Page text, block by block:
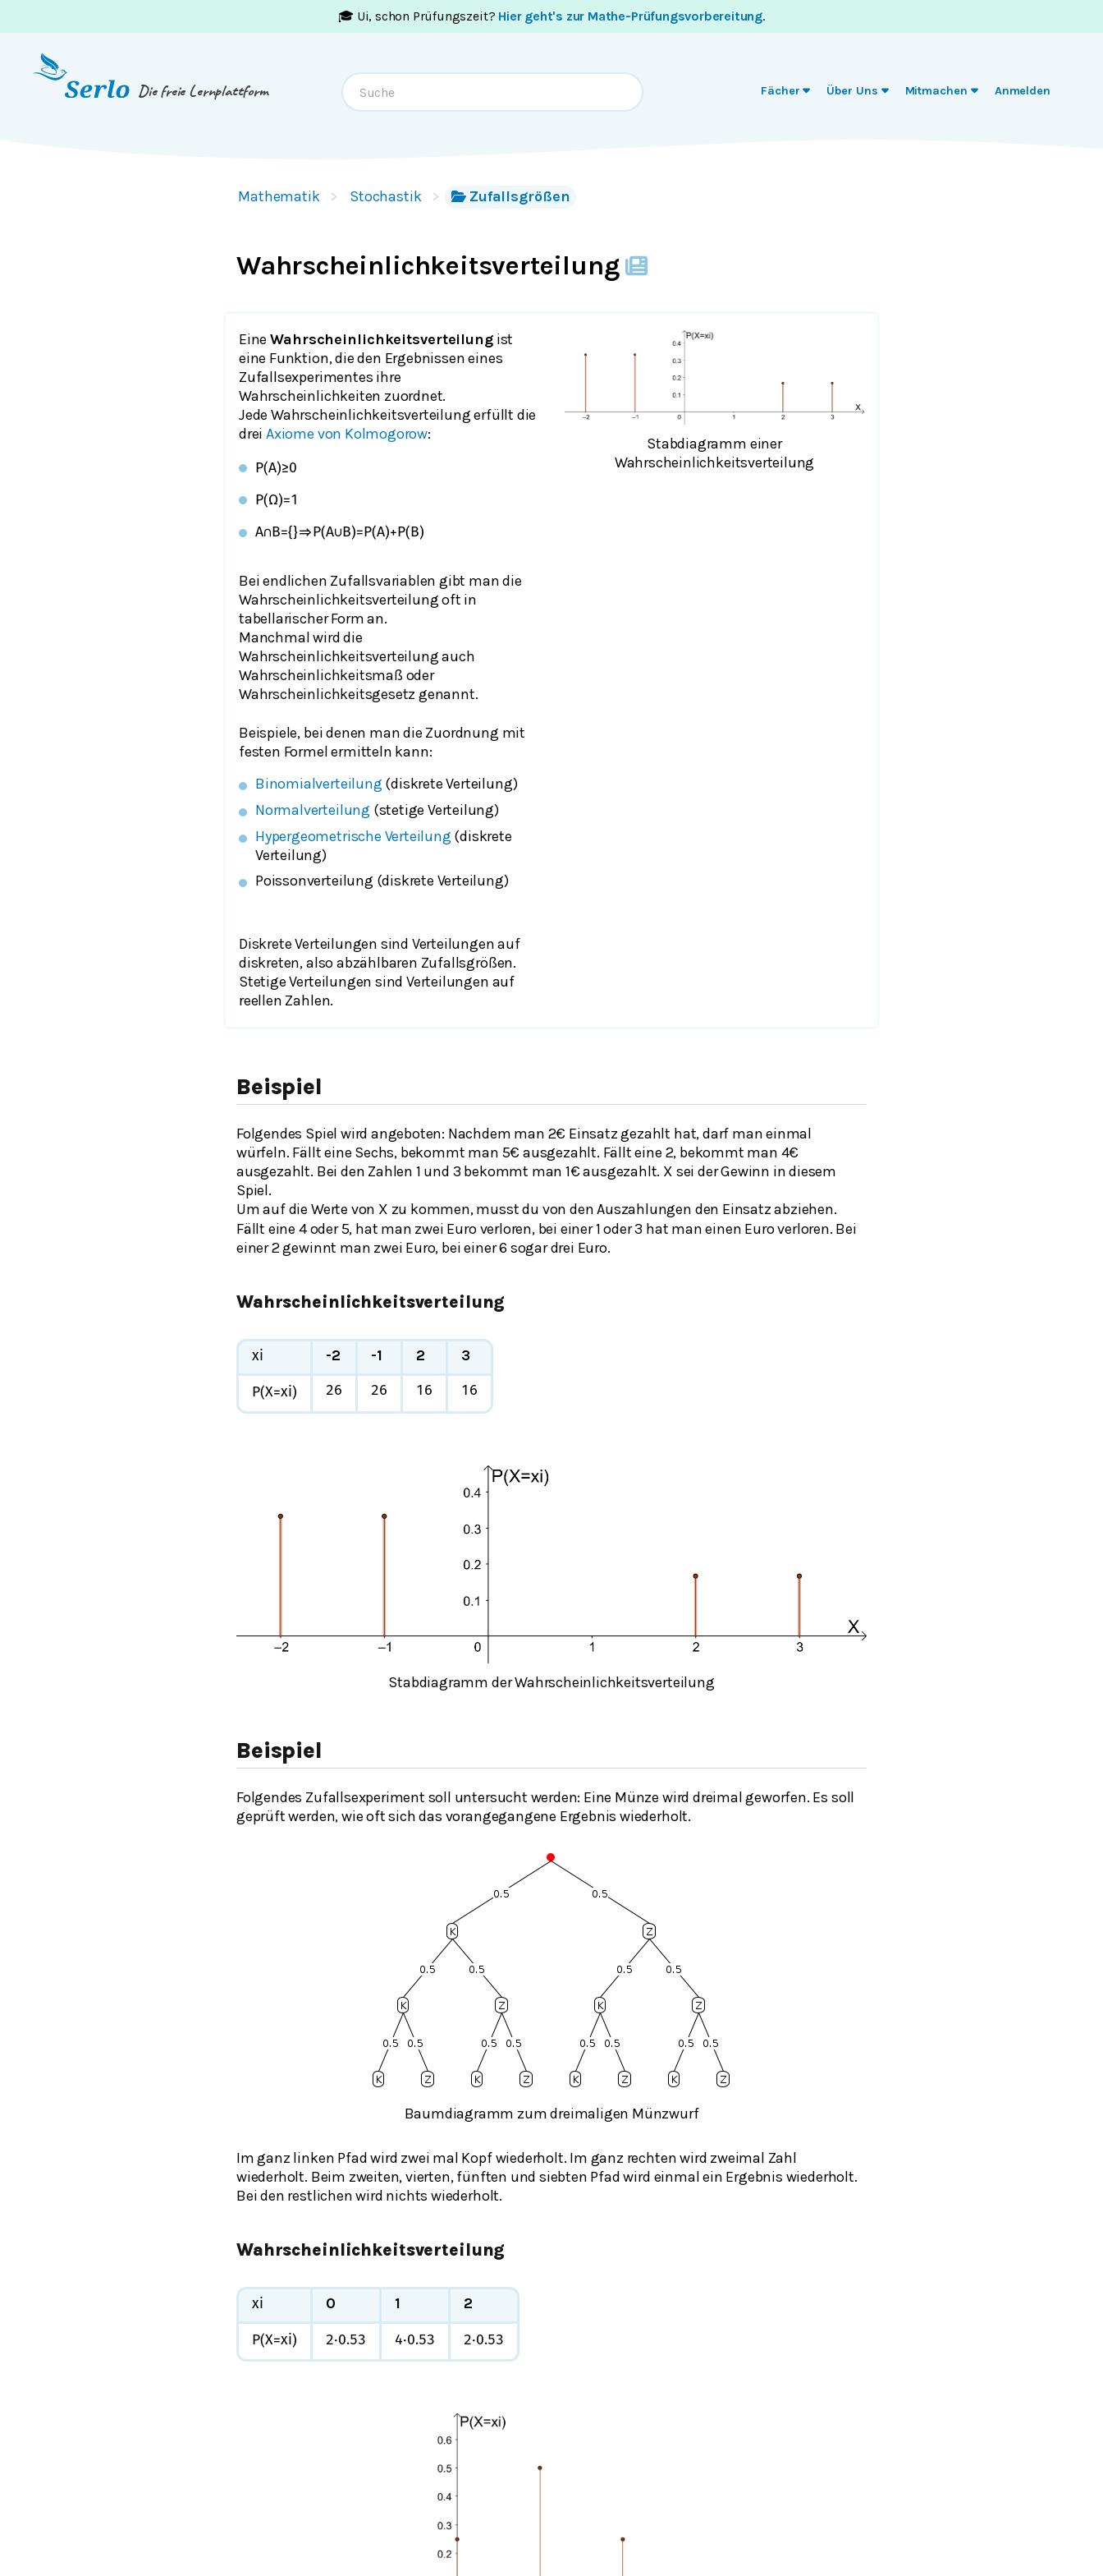
🎓 Ui, schon Prüfungszeit? Hier geht's zur Mathe-Prüfungsvorbereitung.
Die freie Lernplattform Fächer Über Uns Mitmachen Anmelden
Mathematik Stochastik Zufallsgrößen
Wahrscheinlichkeitsverteilung
EineWahrscheinlichkeitsverteilungist
eine Funktion, die den Ergebnissen eines
Zufallsexperimentes ihre
Wahrscheinlichkeiten zuordnet.
Jede Wahrscheinlichkeitsverteilung erfüllt die
dreiAxiome von Kolmogorow:
P(A)≥0
P(Ω)=1
A∩ B={}⇒ P(A∪ B)= P(A)+ P( B)
Bei endlichen Zufallsvariablen gibt man die
Wahrscheinlichkeitsverteilung oft in
tabellarischer Form an.
Manchmal wird die
Wahrscheinlichkeitsverteilung auch
Wahrscheinlichkeitsmaß oder
Wahrscheinlichkeitsgesetz genannt.
Beispiele, bei denen man die Zuordnung mit
festen Formel ermitteln kann:
Binomialverteilung (diskrete Verteilung)
Normalverteilung (stetige Verteilung)
Hypergeometrische Verteilung (diskrete
Verteilung)
Poissonverteilung (diskrete Verteilung)
Diskrete Verteilungen sind Verteilungen auf
diskreten, also abzählbaren Zufallsgrößen.
Stetige Verteilungen sind Verteilungen auf
reellen Zahlen.
Stabdiagramm einer
Wahrscheinlichkeitsverteilung
Beispiel
Folgendes Spiel wird angeboten: Nachdem man 2€ Einsatz gezahlt hat, darf man einmal
würfeln. Fällt eine Sechs, bekommt man 5€ ausgezahlt. Fällt eine 2, bekommt man 4€
ausgezahlt. Bei den Zahlen 1 und 3 bekommt man 1€ ausgezahlt. X sei der Gewinn in diesem
Spiel.
Um auf die Werte von X zu kommen, musst du von den Auszahlungen den Einsatz abziehen.
Fällt eine 4 oder 5, hat man zwei Euro verloren, bei einer 1 oder 3 hat man einen Euro verloren. Bei
einer 2 gewinnt man zwei Euro, bei einer 6 sogar drei Euro.
Wahrscheinlichkeitsverteilung
xi -2 -1 2 3
P(X=xi) 26 26 1 6 1 6
Stabdiagramm der Wahrscheinlichkeitsverteilung
Beispiel
Folgendes Zufallsexperiment soll untersucht werden: Eine Münze wird dreimal geworfen. Es soll
geprüft werden, wie oft sich das vorangegangene Ergebnis wiederholt.
Baumdiagramm zum dreimaligen Münzwurf
Im ganz linken Pfad wird zwei mal Kopf wiederholt. Im ganz rechten wird zweimal Zahl
wiederholt. Beim zweiten, vierten, fünften und siebten Pfad wird einmal ein Ergebnis wiederholt.
Bei den restlichen wird nichts wiederholt.
Wahrscheinlichkeitsverteilung
xi 0 1 2
P(X=xi) 2⋅0.53 4⋅0.53 2⋅0.53